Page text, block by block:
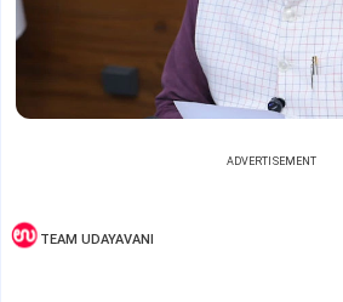
ADVERTISEMENT
TEAM UDAYAVANI